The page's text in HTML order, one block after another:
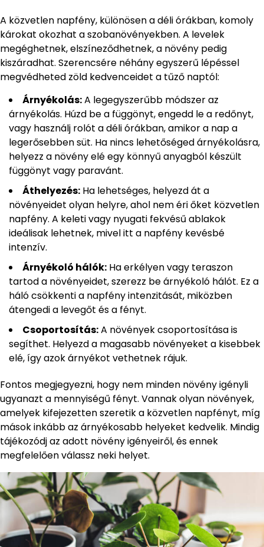
A közvetlen napfény, különösen a déli órákban, komoly
károkat okozhat a szobanövényekben. A levelek
megéghetnek, elszíneződhetnek, a növény pedig
kiszáradhat. Szerencsére néhány egyszerű lépéssel
megvédheted zöld kedvenceidet a tűző naptól:
Árnyékolás:A legegyszerűbb módszer az
árnyékolás. Húzd be a függönyt, engedd le a redőnyt,
vagy használj rolót a déli órákban, amikor a nap a
legerősebben süt. Ha nincs lehetőséged árnyékolásra,
helyezz a növény elé egy könnyű anyagból készült
függönyt vagy paravánt.
Áthelyezés: Ha lehetséges, helyezd át a
növényeidet olyan helyre, ahol nem éri őket közvetlen
napfény. A keleti vagy nyugati fekvésű ablakok
ideálisak lehetnek, mivel itt a napfény kevésbé
intenzív.
Árnyékoló hálók: Ha erkélyen vagy teraszon
tartod a növényeidet, szerezz be árnyékoló hálót. Ez a
háló csökkenti a napfény intenzitását, miközben
átengedi a levegőt és a fényt.
Csoportosítás:A növények csoportosítása is
segíthet. Helyezd a magasabb növényeket a kisebbek
elé, így azok árnyékot vethetnek rájuk.
Fontos megjegyezni, hogy nem minden növény igényli
ugyanazt a mennyiségű fényt. Vannak olyan növények,
amelyek kifejezetten szeretik a közvetlen napfényt, míg
mások inkább az árnyékosabb helyeket kedvelik. Mindig
tájékozódj az adott növény igényeiről, és ennek
megfelelően válassz neki helyet.